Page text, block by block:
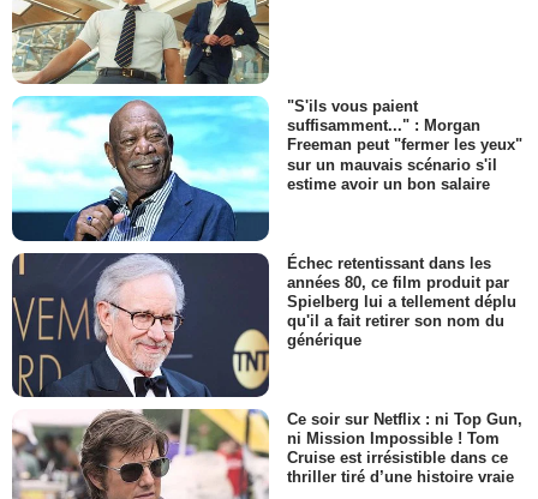
"S'ils vous paient
suffisamment..." : Morgan
Freeman peut "fermer les yeux"
sur un mauvais scénario s'il
estime avoir un bon salaire
Échec retentissant dans les
années 80, ce film produit par
Spielberg lui a tellement déplu
qu'il a fait retirer son nom du
générique
Ce soir sur Netflix : ni Top Gun,
ni Mission Impossible ! Tom
Cruise est irrésistible dans ce
thriller tiré d’une histoire vraie